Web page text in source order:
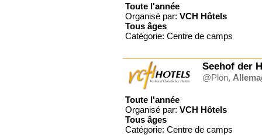
Toute l'année
Organisé par: VCH Hôtels
Tous âges
Catégorie: Centre de camps
Seehof der
@Plön,
Toute l'année
Organisé par: VCH Hôtels
Tous âges
Catégorie: Centre de camps